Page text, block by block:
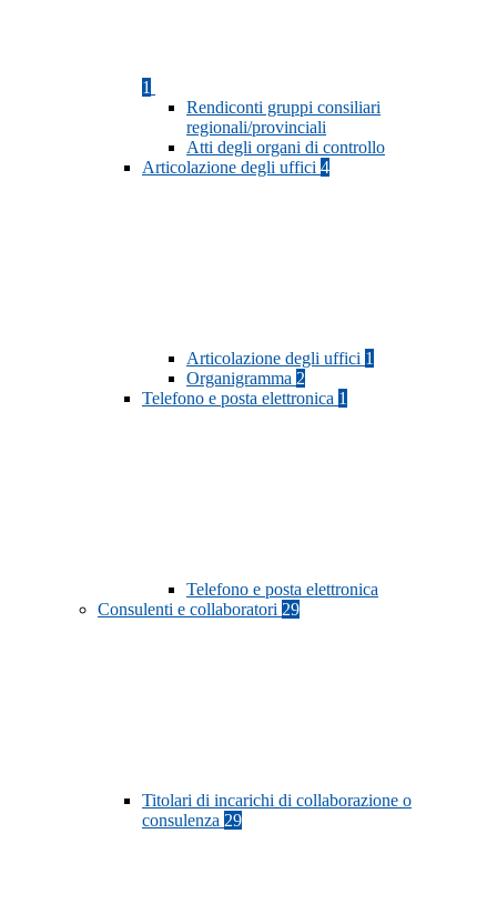
1
Rendiconti gruppi consiliari
regionali/provinciali
Atti degli organi di controllo
Articolazione degli uffici 4
Articolazione degli uffici 1
Organigramma 2
Telefono e posta elettronica 1
Telefono e posta elettronica
Consulenti e collaboratori 29
Titolari di incarichi di collaborazione o
consulenza 29